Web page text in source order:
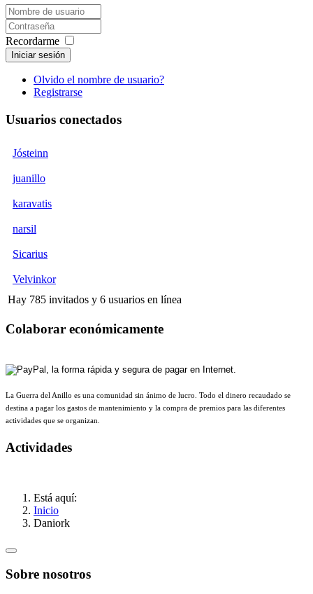
Recordarme
Iniciar sesión
Olvido el nombre de usuario?
Registrarse
Usuarios conectados
Jósteinn
juanillo
karavatis
narsil
Sicarius
Velvinkor
Hay 785 invitados y 6 usuarios en línea
Colaborar económicamente
La Guerra del Anillo es una comunidad sin ánimo de lucro. Todo el dinero recaudado se
destina a pagar los gastos de mantenimiento y la compra de premios para las diferentes
actividades que se organizan.
Actividades
Está aquí:
Inicio
Daniork
Sobre nosotros